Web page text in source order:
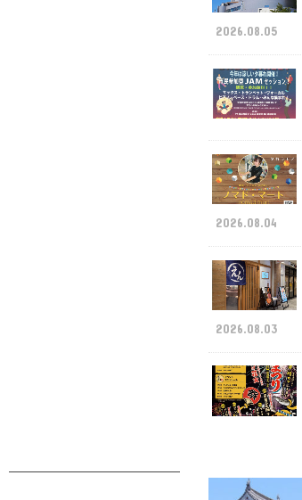
2026.08.05
2026.08.04
2026.08.03